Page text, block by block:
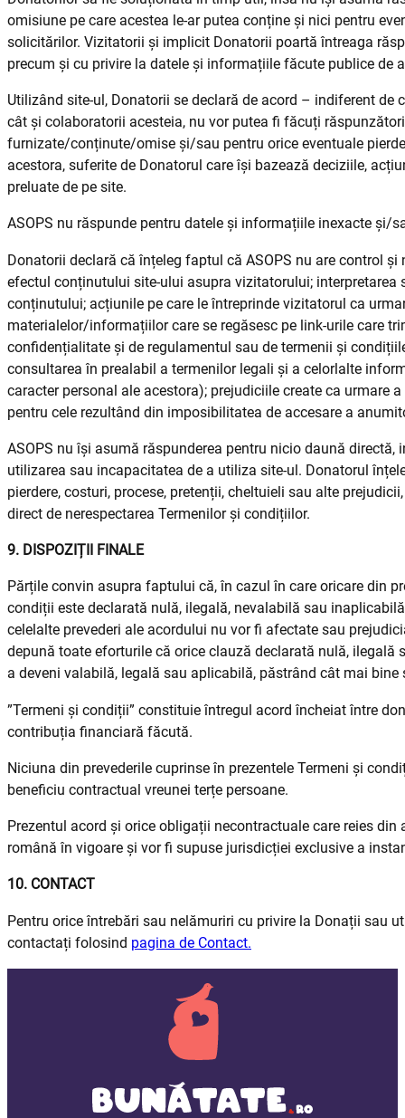
omisiune pe care acestea le-ar putea conține și nici pentru
solicitărilor. Vizitatorii și implicit Donatorii poartă întreaga
precum și cu privire la datele și informațiile făcute publice de
Utilizând site-ul, Donatorii se declară de acord – indiferent de
cât și colaboratorii acesteia, nu vor putea fi făcuți
furnizate/conținute/omise și/sau pentru orice eventuale
acestora, suferite de Donatorul care își bazează deciziile,
preluate de pe site.
ASOPS nu răspunde pentru datele și informațiile inexacte și/
Donatorii declară că înțeleg faptul că ASOPS nu are control
efectul conținutului site-ului asupra vizitatorului; interpretarea
conținutului; acțiunile pe care le întreprinde vizitatorul ca
materialelor/informațiilor care se regăsesc pe link-urile care
confidențialitate și de regulamentul sau de termenii și
consultarea în prealabil a termenilor legali și a celorlalte
caracter personal ale acestora); prejudiciile create ca urmare
pentru cele rezultând din imposibilitatea de accesare a
ASOPS nu își asumă răspunderea pentru nicio daună directă,
utilizarea sau incapacitatea de a utiliza site-ul. Donatorul
pierdere, costuri, procese, pretenții, cheltuieli sau alte
direct de nerespectarea Termenilor și condițiilor.
9. DISPOZIȚII FINALE
Părțile convin asupra faptului că, în cazul în care oricare din
condiții este declarată nulă, ilegală, nevalabilă sau
celelalte prevederi ale acordului nu vor fi afectate sau
depună toate eforturile că orice clauză declarată nulă,
a deveni valabilă, legală sau aplicabilă, păstrând cât mai
”Termeni și condiții” constituie întregul acord încheiat între
contribuția financiară făcută.
Niciuna din prevederile cuprinse în prezentele Termeni și
beneficiu contractual vreunei terțe persoane.
Prezentul acord și orice obligații necontractuale care reies
română în vigoare și vor fi supuse jurisdicției exclusive a
10. CONTACT
Pentru orice întrebări sau nelămuriri cu privire la Donații sau
contactați folosind pagina de Contact.